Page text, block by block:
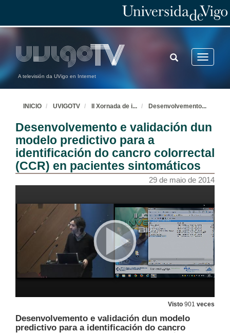
A televisión da UVigo en Internet
Toggle
TOGGLE
SEARCH
INICIO UVIGOTV II Xornada de i... Desenvolvemento...
Desenvolvemento e validación dun
modelo predictivo para a
identificación do cancro colorrectal
(CCR) en pacientes sintomáticos
29 de maio de 2014
Visto 901 veces
Desenvolvemento e validación dun modelo
predictivo para a identificación do cancro